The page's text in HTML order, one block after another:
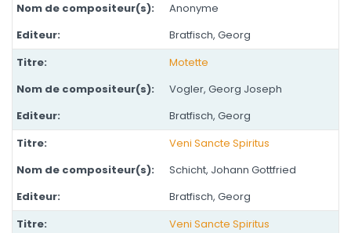
Anonyme
Bratfisch, Georg
Motette
Vogler, Georg Joseph
Bratfisch, Georg
Veni Sancte Spiritus
Schicht, Johann Gottfried
Bratfisch, Georg
Veni Sancte Spiritus